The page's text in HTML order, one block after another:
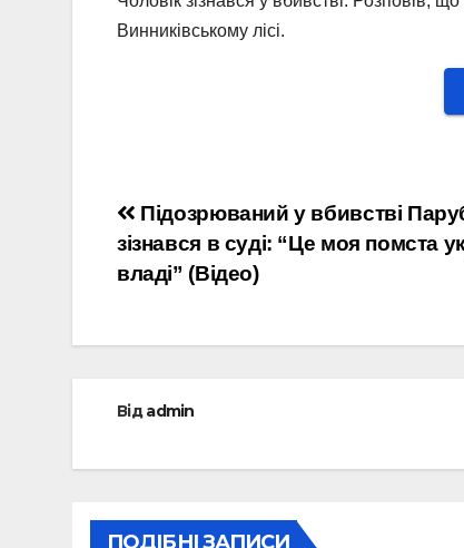
Винниківському лісі.
Навігація
записів
Підозрюваний у вбивстві
зізнався в суді: “Це моя помста
владі” (Відео)
Відadmin
ПОДІБНІ ЗАПИСИ